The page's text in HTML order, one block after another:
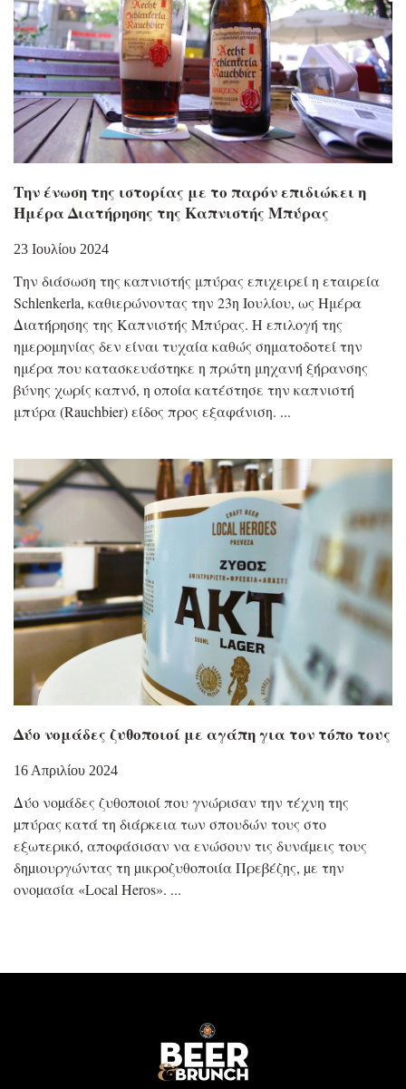
Την ένωση της ιστορίας με το παρόν επιδιώκει η
Ημέρα Διατήρησης της Καπνιστής Μπύρας
23 Ιουλίου 2024
Την διάσωση της καπνιστής μπύρας επιχειρεί η εταιρεία
Schlenkerla, καθιερώνοντας την 23η Ιουλίου, ως Ημέρα
Διατήρησης της Καπνιστής Μπύρας. Η επιλογή της
ημερομηνίας δεν είναι τυχαία καθώς σηματοδοτεί την
ημέρα που κατασκευάστηκε η πρώτη μηχανή ξήρανσης
βύνης χωρίς καπνό, η οποία κατέστησε την καπνιστή
μπύρα (Rauchbier) είδος προς εξαφάνιση.
Δύο νομάδες ζυθοποιοί με αγάπη για τον τόπο τους
16 Απριλίου 2024
Δύο νοµάδες ζυθοποιοί που γνώρισαν την τέχνη της
µπύρας κατά τη διάρκεια των σπουδών τους στο
εξωτερικό, αποφάσισαν να ενώσουν τις δυνάµεις τους
δηµιουργώντας τη µικροζυθοποιία Πρεβέζης, µε την
ονοµασία «Local Heros».